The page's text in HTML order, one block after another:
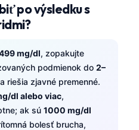
po výsledku s
mg/dl, zopakujte
podmienok do 2–
riešia zjavné premenné.
dl alebo viac,
ak sú 1000 mg/dl
bolesť brucha,